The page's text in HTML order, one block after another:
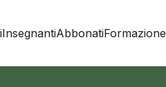
InsegnantiAbbonatiFormazione